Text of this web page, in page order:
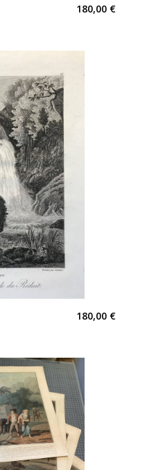
180,00 €
180,00 €